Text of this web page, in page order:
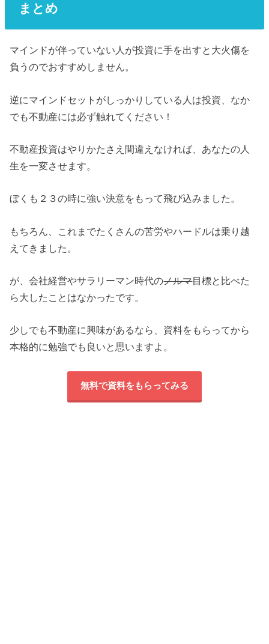
まとめ
マインドが伴っていない人が投資に手を出すと大火傷を
負うのでおすすめしません。
逆にマインドセットがしっかりしている人は投資、なか
でも不動産には必ず触れてください！
不動産投資はやりかたさえ間違えなければ、あなたの人
生を一変させます。
ぼくも２３の時に強い決意をもって飛び込みました。
もちろん、これまでたくさんの苦労やハードルは乗り越
えてきました。
が、会社経営やサラリーマン時代のノルマ目標と比べた
ら大したことはなかったです。
少しでも不動産に興味があるなら、資料をもらってから
本格的に勉強でも良いと思いますよ。
無料で資料をもらってみる